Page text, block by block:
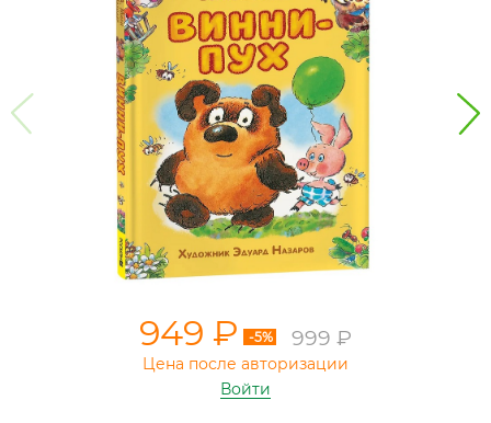
949 ₽ -5% 999 ₽
Цена после авторизации
Войти